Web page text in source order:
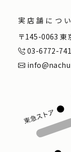
実店舗につ
〒145-0063 東
03-6772-